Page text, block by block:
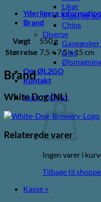
Likør
Most og
Chips
Diverse
Gaveæsker
Glas
Om ØL2GO
Kontakt
Kurv /0,00 kr.
Ingen varer i
Tilbage til
Kasse +
Yderligere information
Brand
Vægt
550 g
Størrelse 7,5 × 7,5 × 15 cm
Brand
White Dog (NL)
Relaterede varer